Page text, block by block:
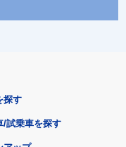
探す
/試乗車を探す